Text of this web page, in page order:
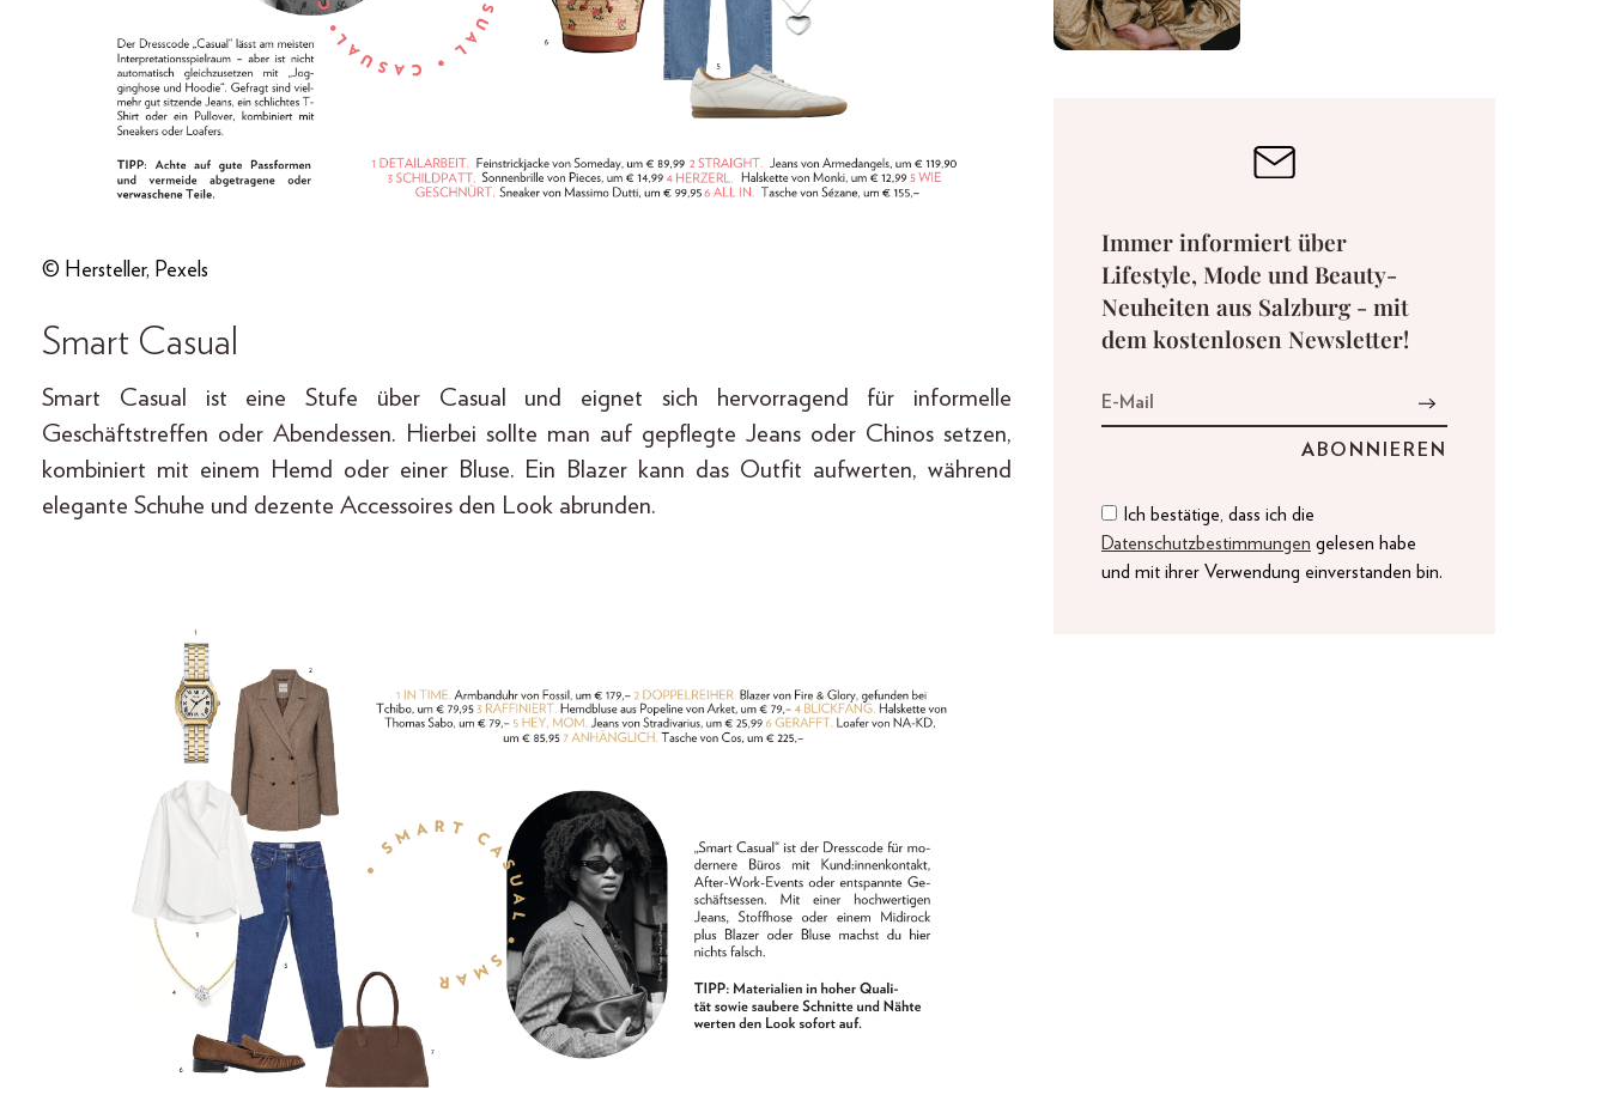
© Hersteller, Pexels
Smart Casual
Smart Casual ist eine Stufe über Casual und eignet sich hervorragend für informelle
Geschäftstreffen oder Abendessen. Hierbei sollte man auf gepflegte Jeans oder Chinos setzen,
kombiniert mit einem Hemd oder einer Bluse. Ein Blazer kann das Outfit aufwerten, während
elegante Schuhe und dezente Accessoires den Look abrunden.
Immer informiert über
Lifestyle, Mode und Beauty-
Neuheiten aus Salzburg - mit
dem kostenlosen Newsletter!
Ich bestätige, dass ich die
Datenschutzbestimmungen gelesen habe
und mit ihrer Verwendung einverstanden bin.